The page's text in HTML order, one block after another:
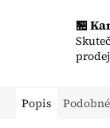
🏪
Popis